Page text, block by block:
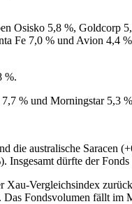
Osisko 5,8 %, Goldcorp
Fe 7,0 % und Avion 4,4
%.
% und Morningstar 5,3
australische Saracen
dürfte der
Vergleichsindex
Fondsvolumen fällt